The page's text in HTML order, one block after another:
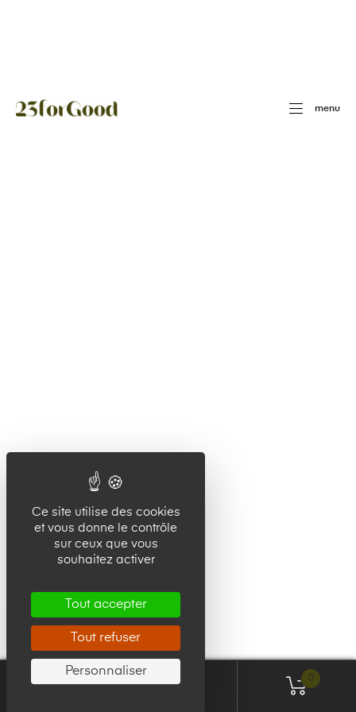
menu
0
Ce site utilise des cookies
et vous donne le contrôle
sur ceux que vous
souhaitez activer
Tout accepter
Tout refuser
Personnaliser